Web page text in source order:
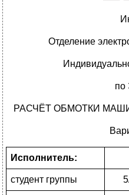
Отделение
РАСЧЁТ ОБМОТКИ
Исполнитель:
студент группы